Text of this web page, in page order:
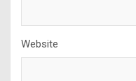
Website